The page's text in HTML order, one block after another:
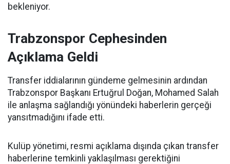
bekleniyor.
Trabzonspor Cephesinden
Açıklama Geldi
Transfer iddialarının gündeme gelmesinin ardından
Trabzonspor Başkanı Ertuğrul Doğan, Mohamed Salah
ile anlaşma sağlandığı yönündeki haberlerin gerçeği
yansıtmadığını ifade etti.
Kulüp yönetimi, resmi açıklama dışında çıkan transfer
haberlerine temkinli yaklaşılması gerektiğini